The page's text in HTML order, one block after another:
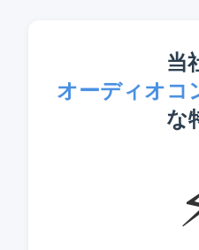
当
オーディオコ
な